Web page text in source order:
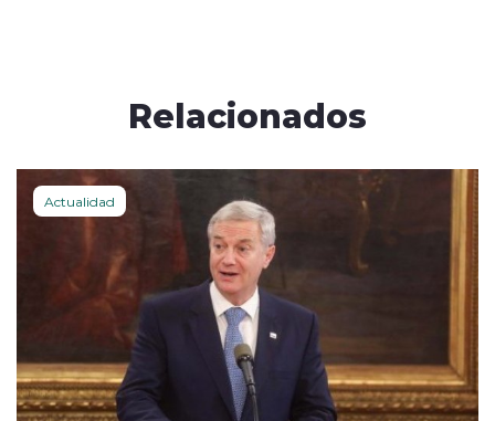
Relacionados
Actualidad